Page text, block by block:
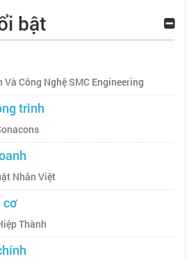
bật
Và Công Nghệ SMC Engineering
trình
Nhân Việt
cơ
Thành